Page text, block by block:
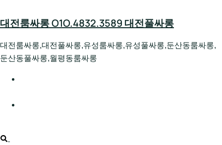
to
대전룸싸롱 O1O.4832.3589 대전풀싸롱
대전룸싸롱,대전풀싸롱,유성룸싸롱,유성풀싸롱,둔산동룸싸롱,
둔산동풀싸롱,월평동룸싸롱
Search